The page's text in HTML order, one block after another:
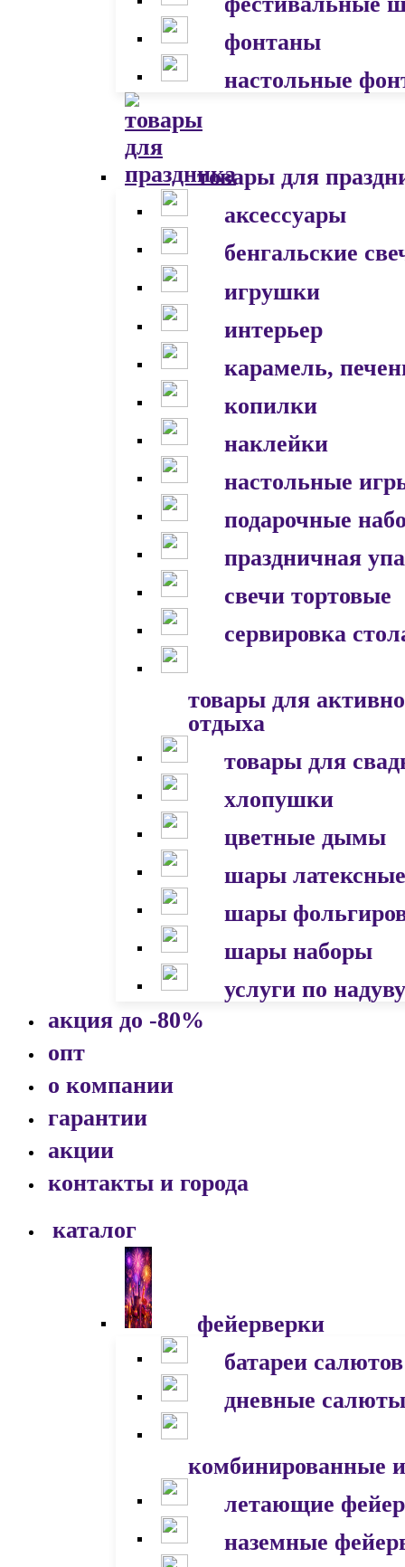
фонтаны
настольные
товары для
аксессуары
бенгальские
игрушки
интерьер
карамель,
копилки
наклейки
настольные
подарочные
праздничная
свечи тортовые
сервировка
товары для
отдыха
товары для
хлопушки
цветные дымы
шары латексные
шары
шары наборы
услуги по надуву
акция до -80%
опт
о компании
гарантии
акции
контакты и города
каталог
фейерверки
батареи салютов
дневные салюты
комбинированные
летающие
наземные